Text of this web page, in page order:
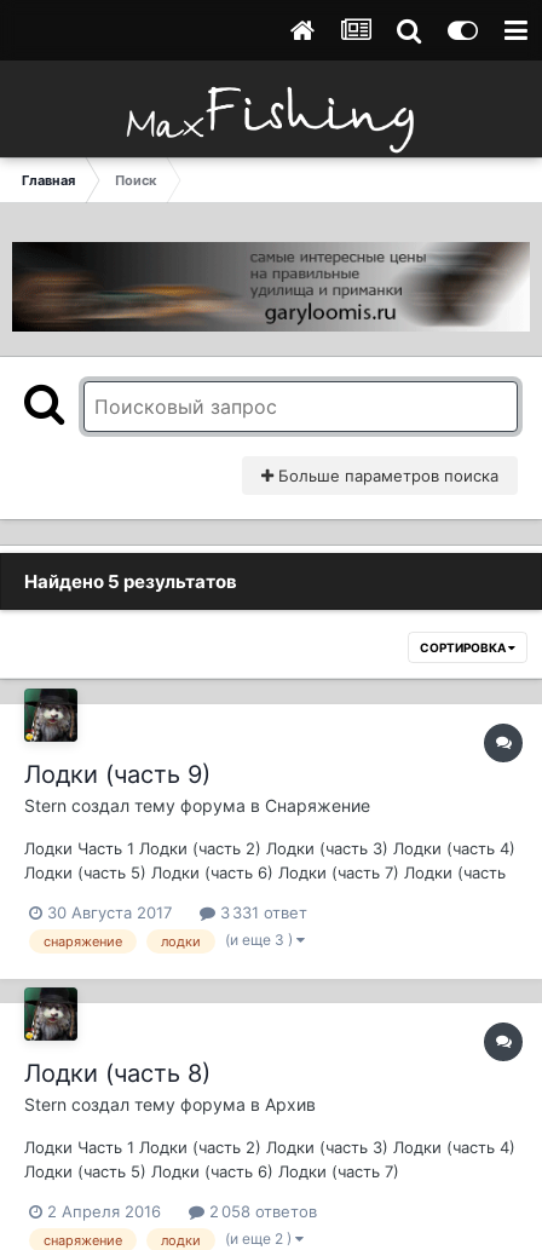
Главная Поиск
Больше параметров поиска
Найдено 5 результатов
СОРТИРОВКА
Лодки (часть 9)
Stern создал тему форума в Снаряжение
Лодки Часть 1 Лодки (часть 2) Лодки (часть 3) Лодки (часть 4)
Лодки (часть 5) Лодки (часть 6) Лодки (часть 7) Лодки (часть
30 Августа 2017
3 331 ответ
снаряжение лодки (и еще 3 )
Лодки (часть 8)
Stern создал тему форума в Архив
Лодки Часть 1 Лодки (часть 2) Лодки (часть 3) Лодки (часть 4)
Лодки (часть 5) Лодки (часть 6) Лодки (часть 7)
2 Апреля 2016 2 058 ответов
снаряжение лодки (и еще 2 )